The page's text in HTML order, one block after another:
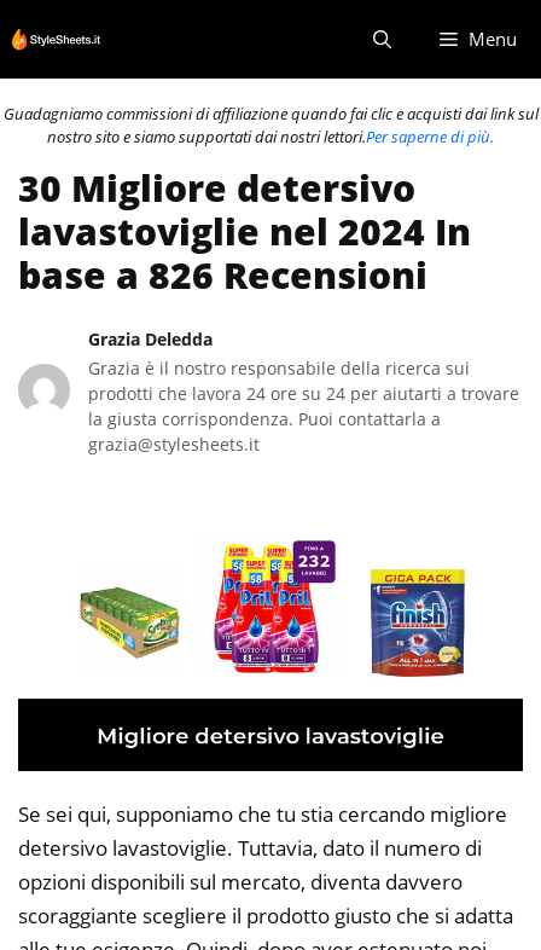
al
contenuto
Menu
Guadagniamo commissioni di affiliazione quando fai clic e acquisti dai link sul
nostro sito e siamo supportati dai nostri lettori.Per saperne di più.
30 Migliore detersivo
lavastoviglie nel 2024 In
base a 826 Recensioni
Grazia Deledda
Grazia è il nostro responsabile della ricerca sui
prodotti che lavora 24 ore su 24 per aiutarti a trovare
la giusta corrispondenza. Puoi contattarla a
grazia@stylesheets.it
Se sei qui, supponiamo che tu stia cercando migliore
detersivo lavastoviglie. Tuttavia, dato il numero di
opzioni disponibili sul mercato, diventa davvero
scoraggiante scegliere il prodotto giusto che si adatta